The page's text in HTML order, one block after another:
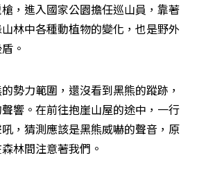
，進入國家公園擔任巡山員，靠著
林中各種動植物的變化，也是野外
。
勢力範圍，還沒看到黑熊的蹤跡，
響。在前往抱崖山屋的途中，一行
，猜測應該是黑熊威嚇的聲音，原
林間注意著我們。